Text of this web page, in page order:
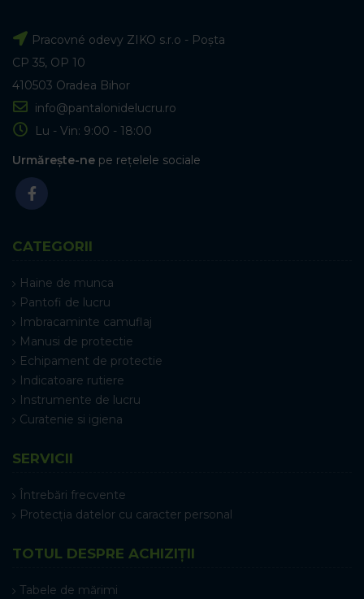
Pracovné odevy ZIKO s.r.o - Poșta
CP 35, OP 10
410503 Oradea Bihor
info@pantalonidelucru.ro
Lu - Vin: 9:00 - 18:00
Urmărește-ne pe rețelele sociale
CATEGORII
Haine de munca
Pantofi de lucru
Imbracaminte camuflaj
Manusi de protectie
Echipament de protectie
Indicatoare rutiere
Instrumente de lucru
Curatenie si igiena
SERVICII
Întrebări frecvente
Protecția datelor cu caracter personal
TOTUL DESPRE ACHIZIȚII
Tabele de mărimi